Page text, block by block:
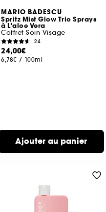
MARIO BADESCU
Spritz Mist Glow Trio Sprays
à L'aloe Vera
Coffret Soin Visage
24
24,00€
6,78€ / 100ml
Ajouter au panier